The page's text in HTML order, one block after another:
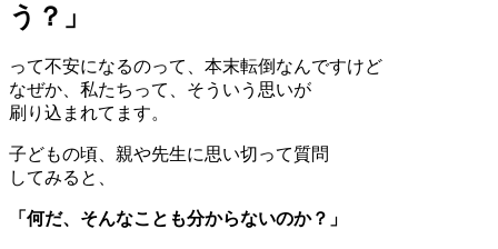
う？」
って不安になるのって、本末転倒なんですけど
なぜか、私たちって、そういう思いが
刷り込まれてます。
子どもの頃、親や先生に思い切って質問
してみると、
「何だ、そんなことも分からないのか？」